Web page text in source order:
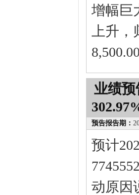
增幅巨
上升
业绩预
预告报告期：
预计
动原因